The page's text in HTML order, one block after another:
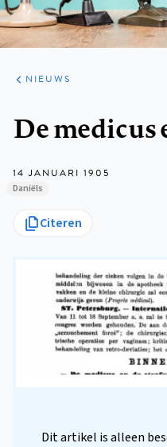
ARTIKELEN
HET
KORT
NIEUWS
De medicus
14 JANUARI 1905
Daniëls
Citeren
Dit artikel is alleen